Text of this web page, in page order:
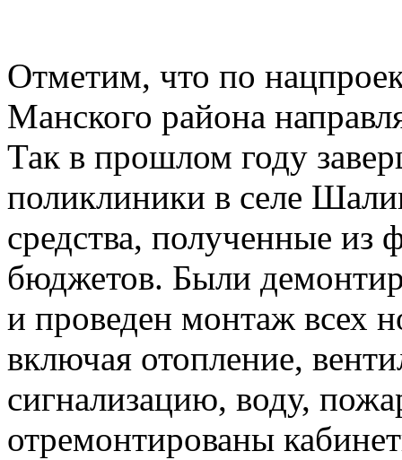
Отметим, что по
Манского района
Так в прошлом году
поликлиники в селе
средства, полученные из
бюджетов. Были
и проведен монтаж всех
включая отопление,
сигнализацию, воду,
отремонтированы